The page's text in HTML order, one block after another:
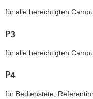
für alle berechtigten
P3
für alle berechtigten
P4
für Bedienstete,